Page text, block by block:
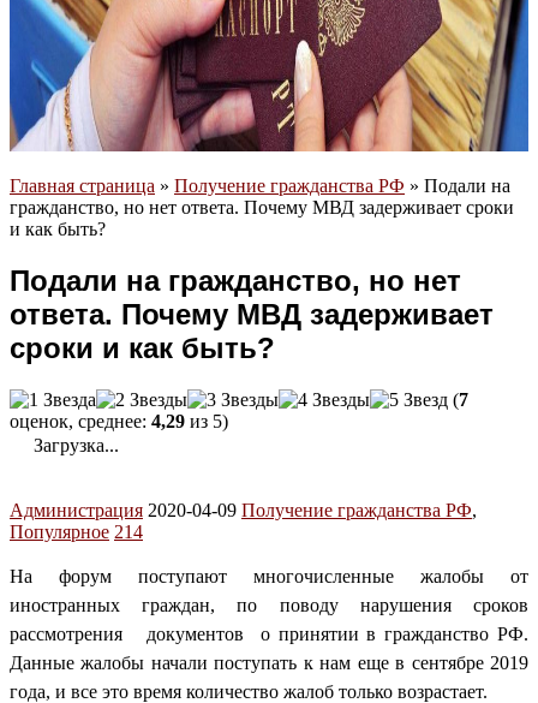
Главная страница » Получение гражданства РФ » Подали на
гражданство, но нет ответа. Почему МВД задерживает сроки
и как быть?
Подали на гражданство, но нет
ответа. Почему МВД задерживает
сроки и как быть?
(7
оценок, среднее: 4,29 из 5)
Загрузка...
Администрация 2020-04-09 Получение гражданства РФ,
Популярное 214
На форум поступают многочисленные жалобы от
иностранных граждан, по поводу нарушения сроков
рассмотрения документов о принятии в гражданство РФ.
Данные жалобы начали поступать к нам еще в сентябре 2019
года, и все это время количество жалоб только возрастает.